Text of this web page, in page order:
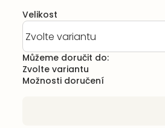
hvězdiček.
Velikost
Můžeme doručit do:
Zvolte variantu
Možnosti doručení